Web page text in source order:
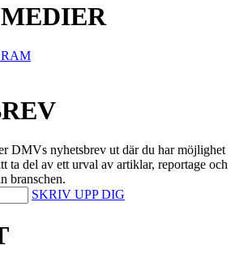
DMVs nyhetsbrev ut där du har möjlighet
ta del av ett urval av artiklar, reportage och
branschen.
SKRIV UPP DIG